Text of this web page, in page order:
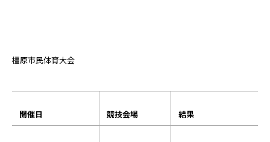
橿原市民体育大会
開催日 競技会場 結果